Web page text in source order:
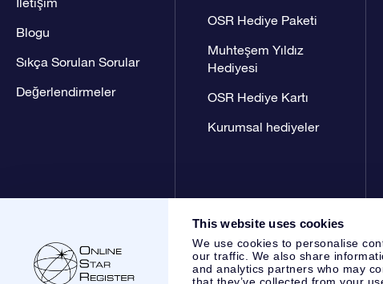
This website uses cookies
We use cookies to personalise
our traffic. We also share
and analytics partners who may
Blogu
Sıkça Sorulan Sorular
Değerlendirmeler
OSR Hediye Paketi
Muhteşem Yıldız
Hediyesi
OSR Hediye Kartı
Kurumsal hediyeler